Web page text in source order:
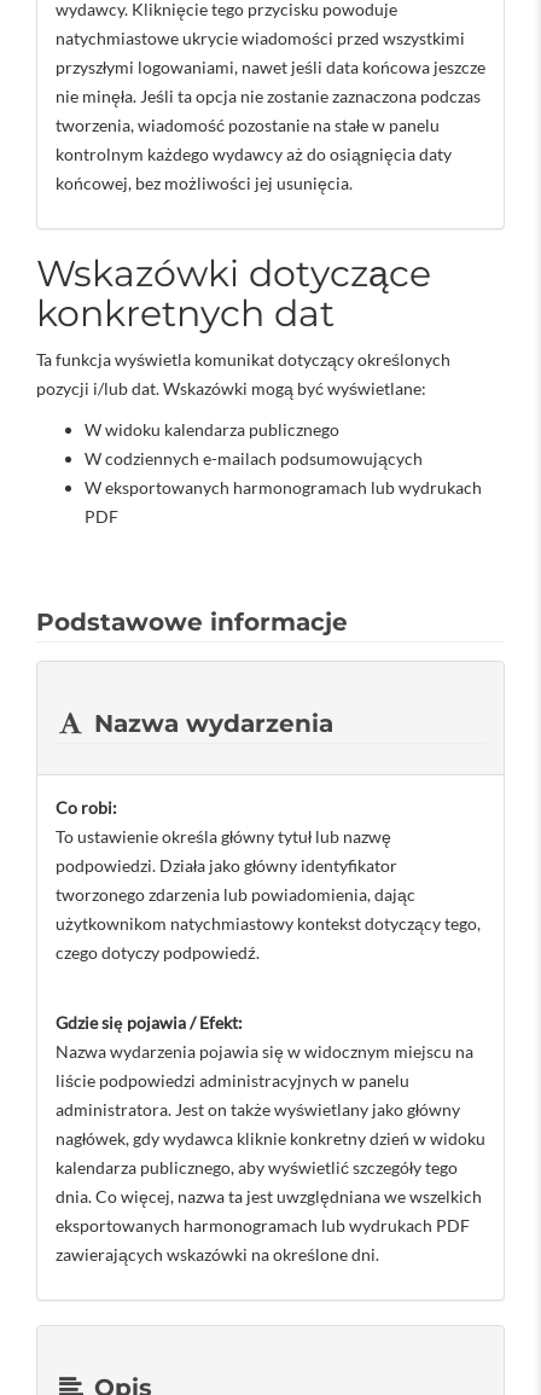
wydawcy. Kliknięcie tego przycisku powoduje
natychmiastowe ukrycie wiadomości przed wszystkimi
przyszłymi logowaniami, nawet jeśli data końcowa jeszcze
nie minęła. Jeśli ta opcja nie zostanie zaznaczona podczas
tworzenia, wiadomość pozostanie na stałe w panelu
kontrolnym każdego wydawcy aż do osiągnięcia daty
końcowej, bez możliwości jej usunięcia.
Wskazówki dotyczące
konkretnych dat
Ta funkcja wyświetla komunikat dotyczący określonych
pozycji i/lub dat. Wskazówki mogą być wyświetlane:
W widoku kalendarza publicznego
W codziennych e-mailach podsumowujących
W eksportowanych harmonogramach lub wydrukach
PDF
Podstawowe informacje
Nazwa wydarzenia
Co robi:
To ustawienie określa główny tytuł lub nazwę
podpowiedzi. Działa jako główny identyfikator
tworzonego zdarzenia lub powiadomienia, dając
użytkownikom natychmiastowy kontekst dotyczący tego,
czego dotyczy podpowiedź.
Gdzie się pojawia / Efekt:
Nazwa wydarzenia pojawia się w widocznym miejscu na
liście podpowiedzi administracyjnych w panelu
administratora. Jest on także wyświetlany jako główny
nagłówek, gdy wydawca kliknie konkretny dzień w widoku
kalendarza publicznego, aby wyświetlić szczegóły tego
dnia. Co więcej, nazwa ta jest uwzględniana we wszelkich
eksportowanych harmonogramach lub wydrukach PDF
zawierających wskazówki na określone dni.
Opis